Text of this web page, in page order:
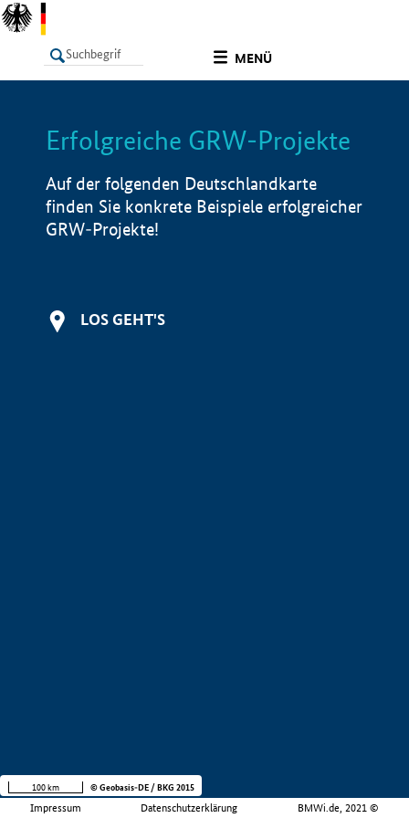
MENÜ
LISTE Info
Erfolgreiche GRW-Projekte
Auf der folgenden Deutschlandkarte
finden Sie konkrete Beispiele erfolgreicher
GRW-Projekte!
LOS GEHT'S
Impressum Datenschutzerklärung BMWi.de, 2021 ©
100 km © Geobasis-DE / BKG 2015